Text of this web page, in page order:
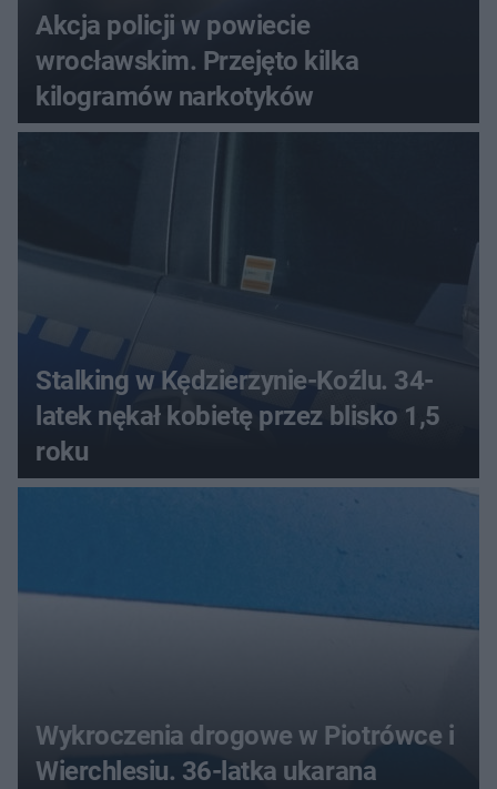
Akcja policji w powiecie
wrocławskim. Przejęto kilka
kilogramów narkotyków
Stalking w Kędzierzynie-Koźlu. 34-
latek nękał kobietę przez blisko 1,5
roku
Wykroczenia drogowe w Piotrówce i
Wierchlesiu. 36-latka ukarana